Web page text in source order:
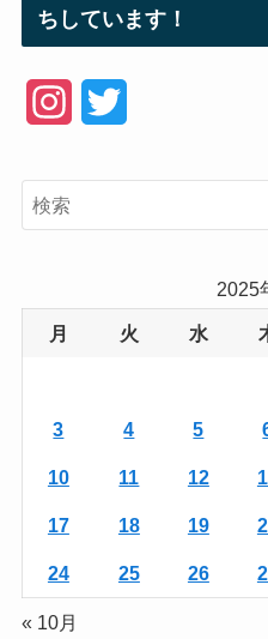
ちしています！
e
2025
月 火 水
3 4 5
10 11 12
17 18 19
24 25 26
« 10月